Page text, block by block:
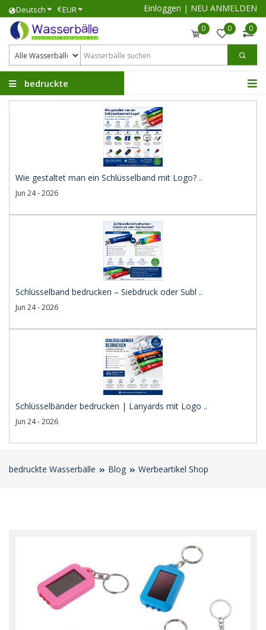
Deutsch €EUR Einloggen | NEU ANMELDEN
0 0 0
bedruckte
Wasserbälle
Wie gestaltet man ein Schlüsselband mit Logo? ..
Jun 24 - 2026
Schlüsselband bedrucken – Siebdruck oder Subl ..
Jun 24 - 2026
Schlüsselbänder bedrucken | Lanyards mit Logo ..
Jun 24 - 2026
bedruckte Wasserbälle Blog Werbeartikel Shop